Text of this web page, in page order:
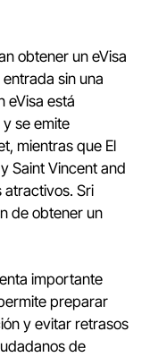
obtener un eVisa
sin una
eVisa está
se emite
mientras que El
Saint Vincent and
atractivos. Sri
de obtener un
importante
preparar
y evitar retrasos
de